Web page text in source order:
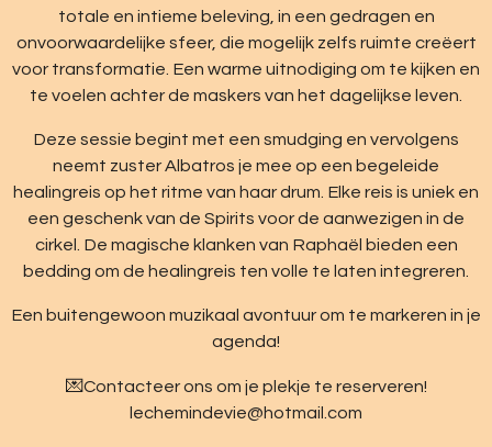
totale en intieme beleving, in een gedragen en
onvoorwaardelijke sfeer, die mogelijk zelfs ruimte creëert
voor transformatie. Een warme uitnodiging om te kijken en
te voelen achter de maskers van het dagelijkse leven.
Deze sessie begint met een smudging en vervolgens
neemt zuster Albatros je mee op een begeleide
healingreis op het ritme van haar drum. Elke reis is uniek en
een geschenk van de Spirits voor de aanwezigen in de
cirkel. De magische klanken van Raphaël bieden een
bedding om de healingreis ten volle te laten integreren.
Een buitengewoon muzikaal avontuur om te markeren in je
agenda!
💌Contacteer ons om je plekje te reserveren!
lechemindevie@hotmail.com